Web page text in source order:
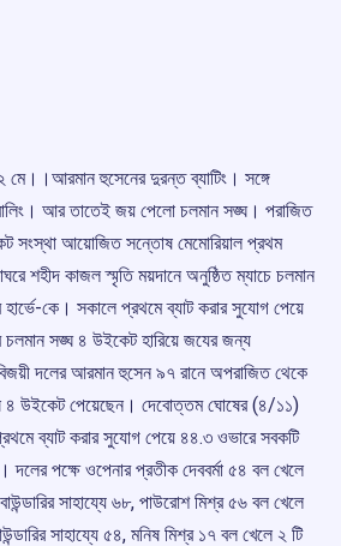
মে।।আরমান হুসেনের দুরন্ত ব্যাটিং। সঙ্গে
আর তাতেই জয় পেলো চলমান সঙ্ঘ। পরাজিত
সংস্থা আয়োজিত সন্তোষ মেমোরিয়াল প্রথম
শহীদ কাজল স্মৃতি ময়দানে অনুষ্ঠিত ম্যাচে চলমান
‌কে। সকালে প্রথমে ব্যাট করার সুযোগ পেয়ে
চলমান সঙ্ঘ ৪ উইকেট হারিয়ে জযের জন্য
দলের আরমান হুসেন ৯৭ রানে অপরাজিত থেকে
৪ উইকেট পেয়েছেন। দেবোত্তম ঘোষের (‌৪/‌১১)
ব্যাট করার সুযোগ পেয়ে ৪৪.‌৩ ওভারে সবকটি
দলের পক্ষে ওপেনার প্রতীক দেববর্মা ৫৪ বল খেলে
সাহায্যে ৬৮, পাউরোশ মিশ্র ৫৬ বল খেলে
সাহায্যে ৫৪, মনিষ মিশ্র ১৭ বল খেলে ২ টি